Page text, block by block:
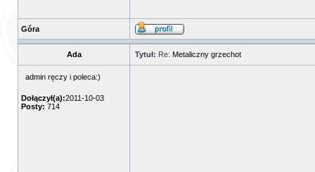
Góra
Ada Tytuł: Re: Metaliczny grzechot
admin ręczy i poleca:)
Dołączył(a):2011-10-03
Posty: 714